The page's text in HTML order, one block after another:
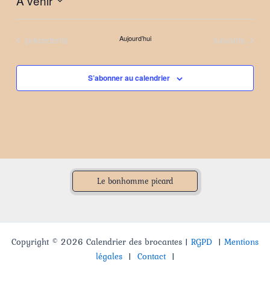
Sélectionnez
date.Évènements
précédents Aujourd’hui Évènements
suivants
S’abonner au calendrier
Le bonhomme picard
Copyright © 2026 Calendrier des brocantes | RGPD | Mentions
légales| Contact|